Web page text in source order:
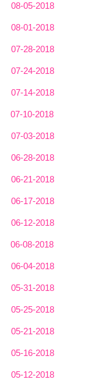
08-05-2018
08-01-2018
07-28-2018
07-24-2018
07-14-2018
07-10-2018
07-03-2018
06-28-2018
06-21-2018
06-17-2018
06-12-2018
06-08-2018
06-04-2018
05-31-2018
05-25-2018
05-21-2018
05-16-2018
05-12-2018